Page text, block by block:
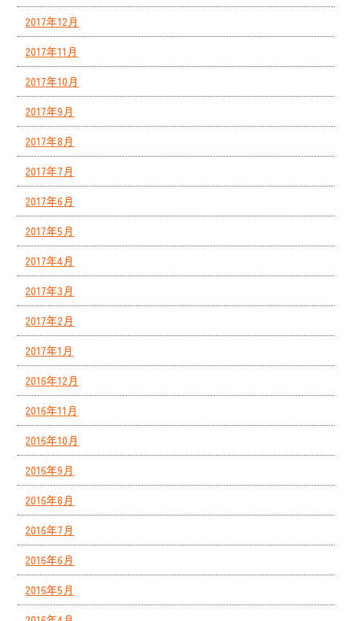
2017年12月
2017年11月
2017年10月
2017年9月
2017年8月
2017年7月
2017年6月
2017年5月
2017年4月
2017年3月
2017年2月
2017年1月
2016年12月
2016年11月
2016年10月
2016年9月
2016年8月
2016年7月
2016年6月
2016年5月